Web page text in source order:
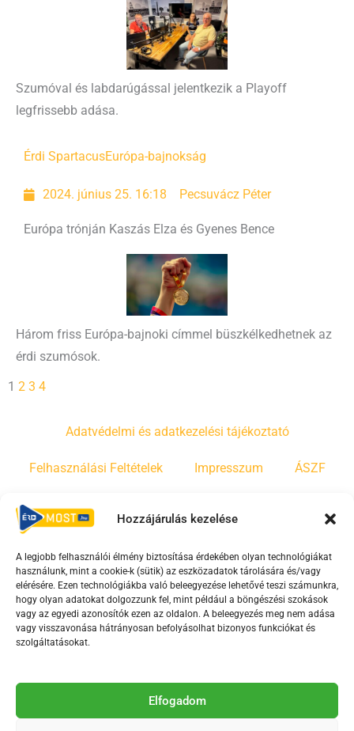
Hozzájárulás kezelése
A legjobb felhasználói élmény biztosítása érdekében olyan technológiákat
használunk, mint a cookie-k (sütik) az eszközadatok tárolására és/vagy
elérésére. Ezen technológiákba való beleegyezése lehetővé teszi számunkra,
hogy olyan adatokat dolgozzunk fel, mint például a böngészési szokások
vagy az egyedi azonosítók ezen az oldalon. A beleegyezés meg nem adása
vagy visszavonása hátrányosan befolyásolhat bizonyos funkciókat és
szolgáltatásokat.
Elfogadom
Szumóval és labdarúgással jelentkezik a Playoff
legfrissebb adása.
Érdi SpartacusEurópa-bajnokság
2024. június 25. 16:18 Pecsuvácz Péter
Európa trónján Kaszás Elza és Gyenes Bence
Három friss Európa-bajnoki címmel büszkélkedhetnek az
érdi szumósok.
1 2 3 4
Adatvédelmi és adatkezelési tájékoztató
Felhasználási Feltételek Impresszum ÁSZF
Irányelvek
F
a
c
e
b
o
-
Y
o
u
t
u
e
s
T
i
k
t
Az Érd Média médiaszolgáltatási tevékenységét a
Médiatanács a Magyar Média Mecenatúra program